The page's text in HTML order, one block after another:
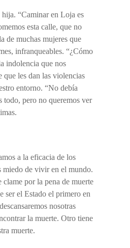
“Caminar en Loja es
esta calle, que no
de muchas mujeres que
infranqueables. “¿Cómo
indolencia que nos
que les dan las violencias
entorno. “No debía
todo, pero no queremos ver
a la eficacia de los
miedo de vivir en el mundo.
clame por la pena de muerte
ser el Estado el primero en
nosotras
la muerte. Otro tiene
muerte.